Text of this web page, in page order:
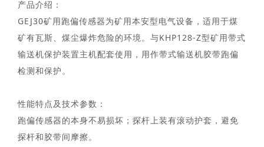
产品介绍：
GEJ30矿用跑偏传感器为矿用本安型电气设备，适用于煤
矿有瓦斯、煤尘爆炸危险的环境。与KHP128-Z型矿用带式
输送机保护装置主机配套使用，用作带式输送机胶带跑偏
检测和保护。
性能特点及技术参数：
跑偏传感器的本身不易损坏；探杆上装有滚动护套，避免
探杆和胶带间摩擦。